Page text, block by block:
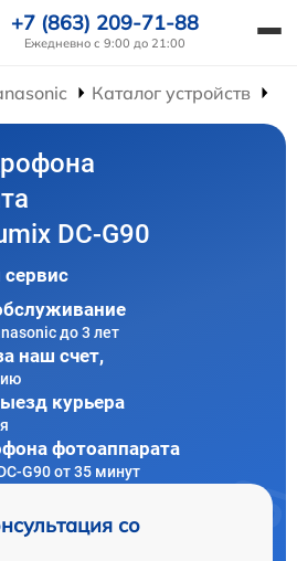
+7 (863) 209-71-88
Ежедневно с 9:00 до 21:00
Каталог устройств
DC-G90
до 3 лет
наш счет,
курьера
фотоаппарата
G90 от 35 минут
со